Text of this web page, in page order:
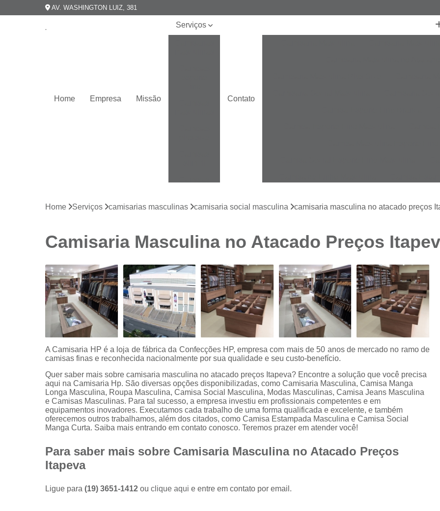
AV. WASHINGTON LUIZ, 381
Home Empresa Missão
Serviços
Camisas
branca
preço
Camisas
sociais
listradas
Camisas
sociais
curta
Camisas
sociais
manga
longa
Camisas
sociais
masculinas
Camisas
sociais
Fábricas
Contato
Camisa Masculina
Camisa Masculina
Camisa Branca Plus Size
Camisa Jeans
Camisa Social Branca Plus Size
Camisa Social Plus Size
Camisa Xadrez Masculina Plus Size
Camisa Masculina Manga Curta Slim Fit
Camisa Social Masculina Slim Fit
Camisa
Camisa Social Slim Fit Masculina
Camisa
Camisa Branca Slim Masculina
Camisa Jeans Slim Masculina
Camisa Masculina Slim Fit Manga
Camisa Branca
Home Serviços camisarias masculinas camisaria social masculina camisaria masculina no atacado preços
Camisaria Masculina no Atacado Preços
A Camisaria HP é a loja de fábrica da Confecções HP, empresa com mais de 50 anos de mercado no ramo de
camisas finas e reconhecida nacionalmente por sua qualidade e seu custo-benefício.
Quer saber mais sobre camisaria masculina no atacado preços Itapeva? Encontre a solução que você precisa
aqui na Camisaria Hp. São diversas opções disponibilizadas, como Camisaria Masculina, Camisa Manga
Longa Masculina, Roupa Masculina, Camisa Social Masculina, Modas Masculinas, Camisa Jeans Masculina
e Camisas Masculinas. Para tal sucesso, a empresa investiu em profissionais competentes e em
equipamentos inovadores. Executamos cada trabalho de uma forma qualificada e excelente, e também
oferecemos outros trabalhamos, além dos citados, como Camisa Estampada Masculina e Camisa Social
Manga Curta. Saiba mais entrando em contato conosco. Teremos prazer em atender você!
Para saber mais sobre Camisaria Masculina no Atacado Preços
Itapeva
Ligue para (19) 3651-1412 ou clique aqui e entre em contato por email.